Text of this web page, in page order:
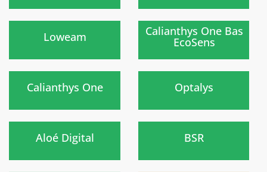
Loweam
Nouveau
Calianthys One Bas
EcoSens
prochainement
Calianthys One Optalys
Aloé Digital BSR